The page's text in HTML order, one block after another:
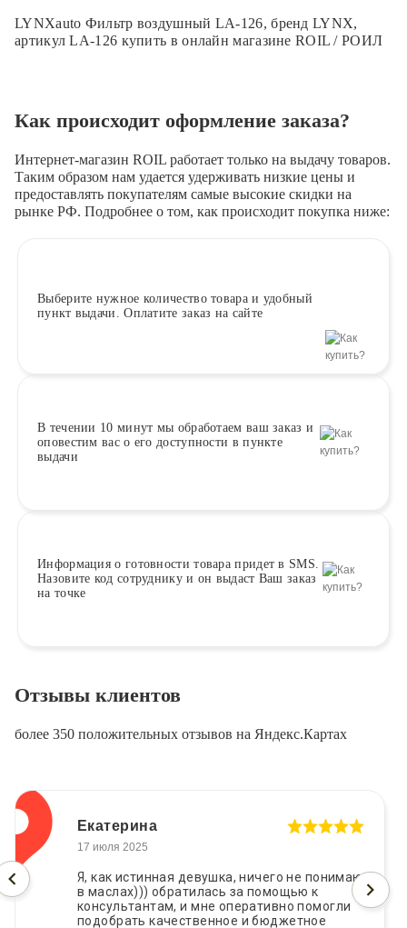
LYNXauto Фильтр воздушный LA-126, бренд LYNX,
артикул LA-126 купить в онлайн магазине ROIL / РОИЛ
Как происходит оформление заказа?
Интернет-магазин ROIL работает только на выдачу товаров.
Таким образом нам удается удерживать низкие цены и
предоставлять покупателям самые высокие скидки на
рынке РФ. Подробнее о том, как происходит покупка ниже:
Выберите нужное количество товара и удобный
пункт выдачи. Оплатите заказ на сайте
В течении 10 минут мы обработаем ваш заказ и
оповестим вас о его доступности в пункте
выдачи
Информация о готовности товара придет в SMS.
Назовите код сотруднику и он выдаст Ваш заказ
на точке
Отзывы клиентов
более 350 положительных отзывов на Яндекс.Картах
Екатерина
17 июля 2025
Я, как истинная девушка, ничего не понимаю
в маслах))) обратилась за помощью к
консультантам, и мне оперативно помогли
подобрать качественное и бюджетное